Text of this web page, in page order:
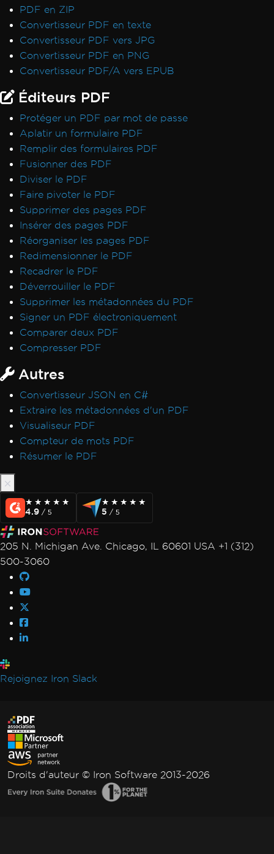
PDF en ZIP
Convertisseur PDF en texte
Convertisseur PDF vers JPG
Convertisseur PDF en PNG
Convertisseur PDF/A vers EPUB
Éditeurs PDF
Protéger un PDF par mot de passe
Aplatir un formulaire PDF
Remplir des formulaires PDF
Fusionner des PDF
Diviser le PDF
Faire pivoter le PDF
Supprimer des pages PDF
Insérer des pages PDF
Réorganiser les pages PDF
Redimensionner le PDF
Recadrer le PDF
Déverrouiller le PDF
Supprimer les métadonnées du PDF
Signer un PDF électroniquement
Comparer deux PDF
Compresser PDF
Autres
Convertisseur JSON en C#
Extraire les métadonnées d'un PDF
Visualiseur PDF
Compteur de mots PDF
Résumer le PDF
★★★★★
★★★★★
4.9 / 5
★★★★★
★★★★★
5 / 5
205 N. Michigan Ave. Chicago, IL 60601 USA +1 (312)
500-3060
Rejoignez Iron Slack
Droits d'auteur © Iron Software 2013-2026